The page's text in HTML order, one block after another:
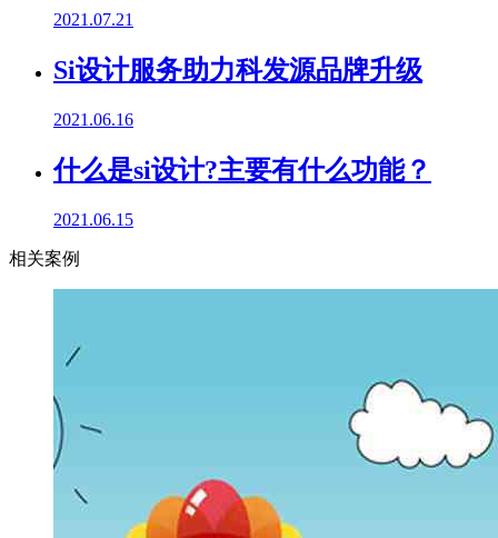
2021.07.21
Si设计服务助力科发源品牌升级
2021.06.16
什么是si设计?主要有什么功能？
2021.06.15
相关案例